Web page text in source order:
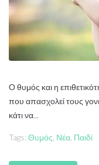
Ο θυμός και η
που απασχολεί τους
κάτι να...
Tags: Θυμός Νέα Παιδί